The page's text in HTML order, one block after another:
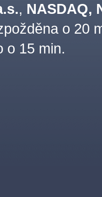
, NASDAQ,
o 20
o 15 min.